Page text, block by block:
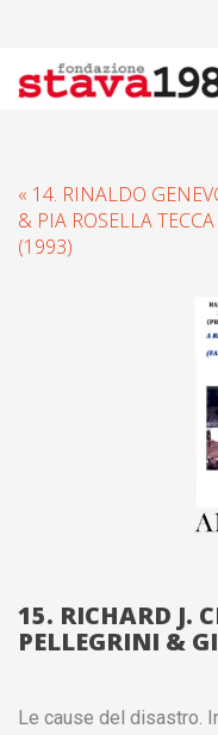
« 14. RINALDO
& PIA ROSELLA TECCA
(1993)
15. RICHARD J.
PELLEGRINI &
Le cause del disastro.